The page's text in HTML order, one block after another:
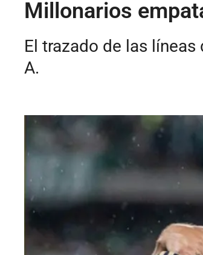
Millonarios
El trazado de las
A.